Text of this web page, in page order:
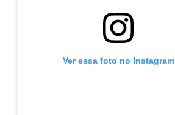
Ver essa foto no Instagram